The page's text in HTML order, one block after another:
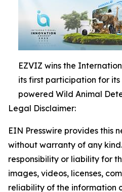
EZVIZ wins the
its first participation for
powered Wild Animal
Legal Disclaimer:
EIN Presswire provides this
without warranty of any
responsibility or liability for
images, videos, licenses,
reliability of the information